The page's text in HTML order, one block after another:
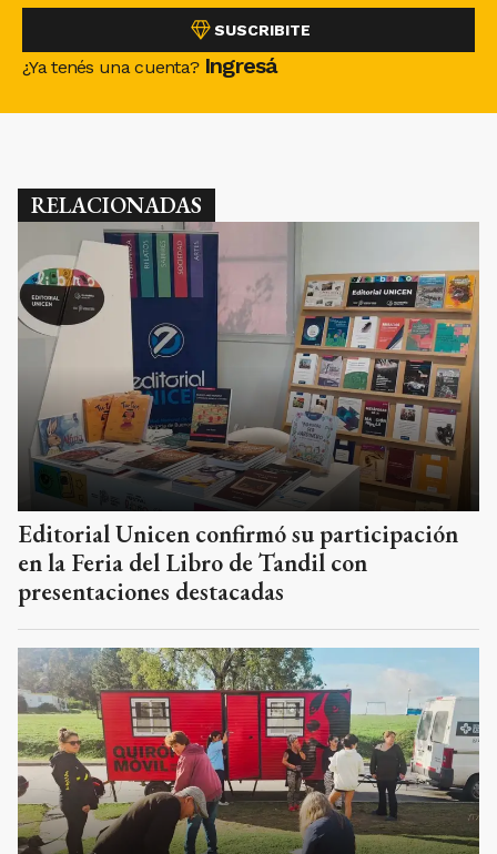
SUSCRIBITE
¿Ya tenés una cuenta? Ingresá
RELACIONADAS
Editorial Unicen confirmó su participación
en la Feria del Libro de Tandil con
presentaciones destacadas